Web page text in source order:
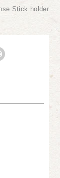
Stick holder